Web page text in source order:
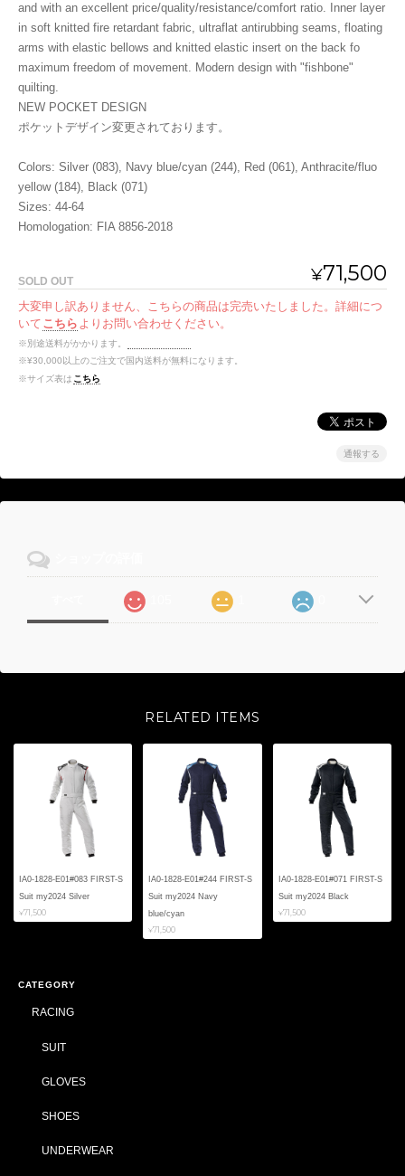
and with an excellent price/quality/resistance/comfort ratio. Inner layer
in soft knitted fire retardant fabric, ultraflat antirubbing seams, floating
arms with elastic bellows and knitted elastic insert on the back fo
maximum freedom of movement. Modern design with "fishbone"
quilting.
NEW POCKET DESIGN
ポケットデザイン変更されております。
Colors: Silver (083), Navy blue/cyan (244), Red (061), Anthracite/fluo
yellow (184), Black (071)
Sizes: 44-64
Homologation: FIA 8856-2018
¥71,500
SOLD OUT
大変申し訳ありません、こちらの商品は完売いたしました。詳細につ
いて こちら よりお問い合わせください。
※別途送料がかかります。
※¥30,000以上のご注文で国内送料が無料になります。
※サイズ表は こちら
通報する
RELATED ITEMS
IA0-1828-E01#083 FIRST-S
Suit my2024 Silver
¥71,500
IA0-1828-E01#244 FIRST-S
Suit my2024 Navy
blue/cyan
¥71,500
IA0-1828-E01#071 FIRST-S
Suit my2024 Black
¥71,500
CATEGORY
RACING
SUIT
GLOVES
SHOES
UNDERWEAR